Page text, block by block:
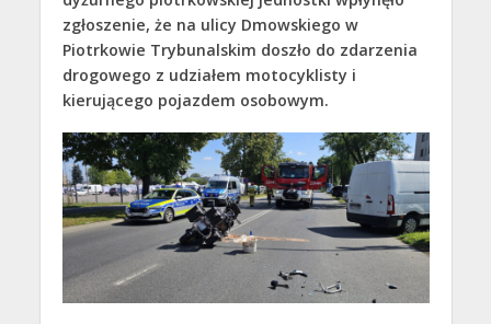
zgłoszenie, że na ulicy Dmowskiego w
Piotrkowie Trybunalskim doszło do zdarzenia
drogowego z udziałem motocyklisty i
kierującego pojazdem osobowym.